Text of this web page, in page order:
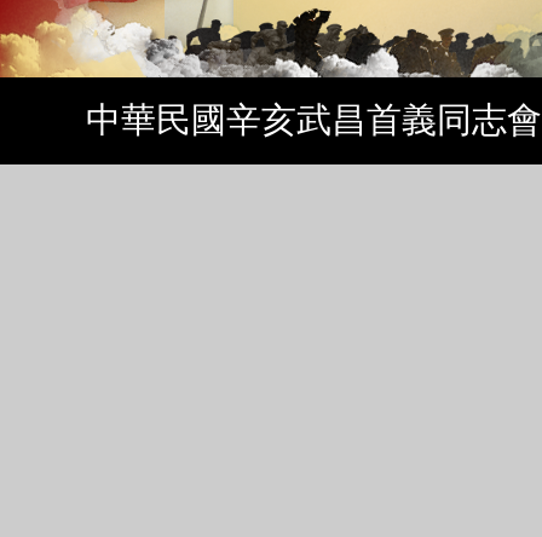
中華民國辛亥武昌首義同志